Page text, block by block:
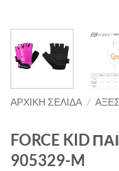
ΑΡΧΙΚΉ ΣΕΛΊΔΑ /
FORCE KID
905329-M